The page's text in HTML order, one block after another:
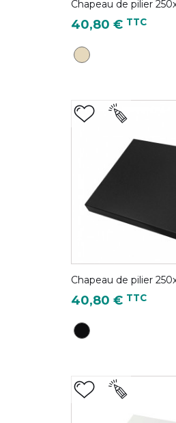
Chapeau de pilier
Prix
40,80 € TTC
Ivoire clair - RAL 1015
Chapeau de pilier
Prix
40,80 € TTC
Noir - RAL 9005S